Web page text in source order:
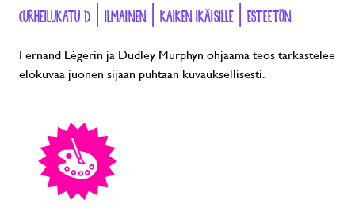
(URHEILUKATU 1) | ILMAINEN | KAIKEN IKÄISILLE | ESTEETÖN
Fernand Légerin ja Dudley Murphyn ohjaama teos tarkastelee
elokuvaa juonen sijaan puhtaan kuvauksellisesti.